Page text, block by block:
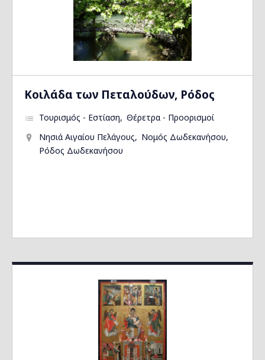
Kοιλάδα των Πεταλούδων, Ρόδος
Τουρισμός - Εστίαση
Θέρετρα - Προορισμοί
Νησιά Αιγαίου Πελάγους
Νομός Δωδεκανήσου
Ρόδος Δωδεκανήσου